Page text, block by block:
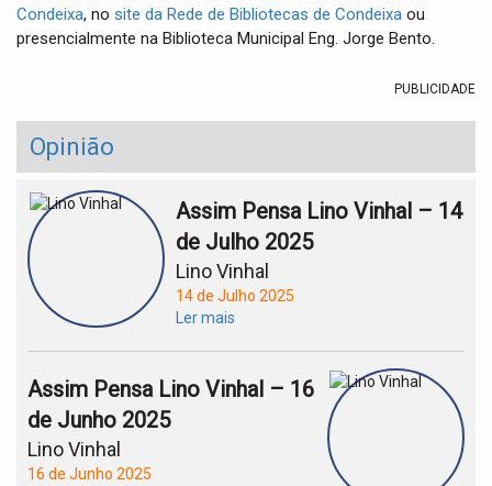
Condeixa, no site da Rede de Bibliotecas de Condeixa ou
presencialmente na Biblioteca Municipal Eng. Jorge Bento.
PUBLICIDADE
Opinião
Assim Pensa Lino Vinhal – 14
de Julho 2025
Lino Vinhal
14 de Julho 2025
Ler mais
Assim Pensa Lino Vinhal – 16
de Junho 2025
Lino Vinhal
16 de Junho 2025